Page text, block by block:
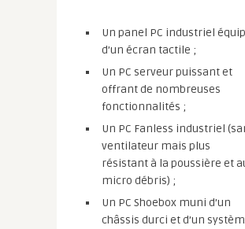
Un panel PC industriel
d’un écran tactile ;
Un PC serveur puissant et
offrant de nombreuses
fonctionnalités ;
Un PC Fanless industriel
ventilateur mais plus
résistant à la poussière et
micro débris) ;
Un PC Shoebox muni d’un
châssis durci et d’un